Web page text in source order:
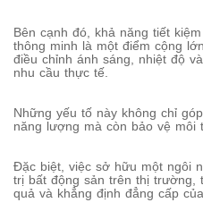
Bên cạnh đó, khả năng tiết
thông minh là một điểm cộng
điều chỉnh ánh sáng, nhiệt độ
nhu cầu thực tế.
Những yếu tố này không chỉ
năng lượng mà còn bảo vệ môi
Đặc biệt, việc sở hữu một ngôi
trị bất động sản trên thị trường,
quả và khẳng định đẳng cấp